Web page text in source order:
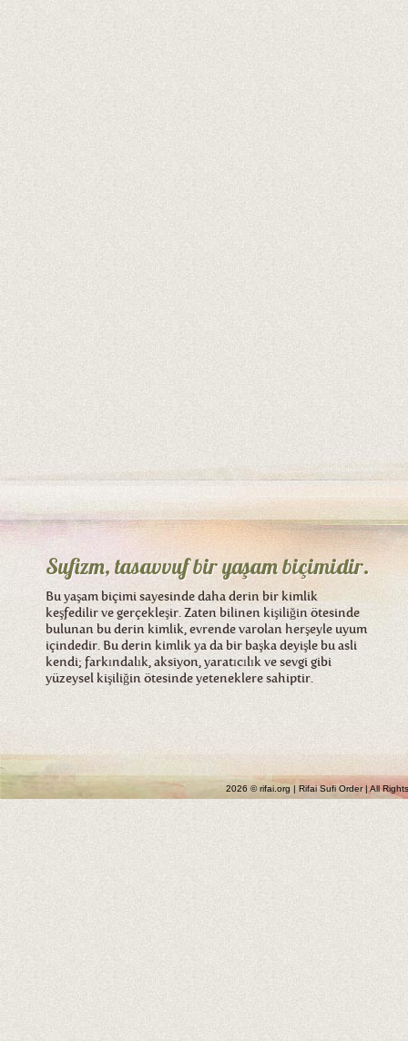
Sufizm, tasavvuf bir yaşam biçimidir.
Bu yaşam biçimi sayesinde daha derin bir kimlik
keşfedilir ve gerçekleşir. Zaten bilinen kişiliğin ötesinde
bulunan bu derin kimlik, evrende varolan herşeyle uyum
içindedir. Bu derin kimlik ya da bir başka deyişle bu asli
kendi; farkındalık, aksiyon, yaratıcılık ve sevgi gibi
yüzeysel kişiliğin ötesinde yeteneklere sahiptir.
2026 © rifai.org | Rifai Sufi Order | All